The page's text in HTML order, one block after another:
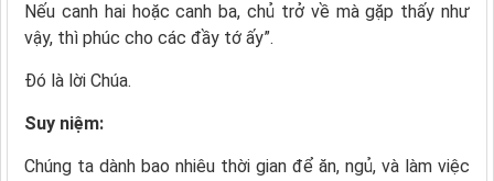
Nếu canh hai hoặc canh ba, chủ trở về mà gặp thấy như
vậy, thì phúc cho các đầy tớ ấy”.
Ðó là lời Chúa.
Suy niệm:
Chúng ta dành bao nhiêu thời gian để ăn, ngủ, và làm việc